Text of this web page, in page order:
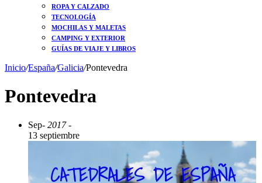
ROPA Y CALZADO
TECNOLOGÍA
MOCHILAS Y MALETAS
CAMPING Y EXTERIOR
GUÍAS DE VIAJE Y LIBROS
Inicio/España/Galicia/Pontevedra
Pontevedra
Sep- 2017 -
13 septiembre